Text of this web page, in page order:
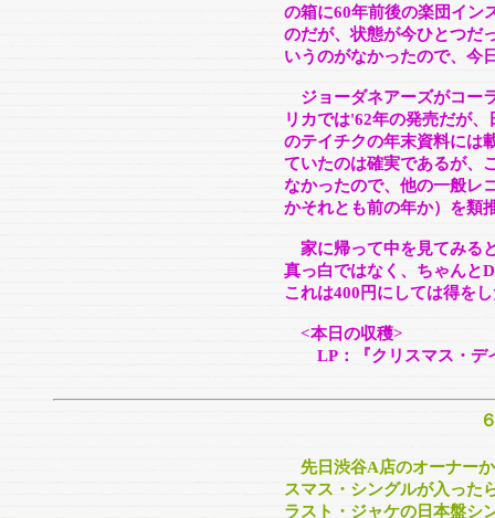
の箱に60年前後の楽団イン
のだが、状態が今ひとつだ
いうのがなかったので、今
ジョーダネアーズがコー
リカでは'62年の発売だが
のテイチクの年末資料には
ていたのは確実であるが、
なかったので、他の一般レ
かそれとも前の年か）を類
家に帰って中を見てみる
真っ白ではなく、ちゃんと
これは400円にしては得を
<本日の収穫>
LP：『クリスマス・デ
先日渋谷A店のオーナー
スマス・シングルが入った
ラスト・ジャケの日本盤シ